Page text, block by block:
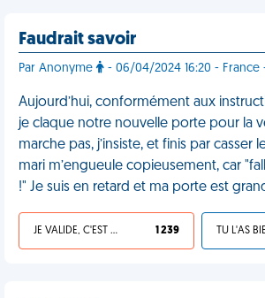
Faudrait savoir
Par Anonyme - 06/04/2024 16:20 - France
Aujourd’hui, conformément aux
je claque notre nouvelle porte pour la
marche pas, j’insiste, et finis par casser
mari m’engueule copieusement, car
!" Je suis en retard et ma porte est
JE VALIDE, C'EST UNE VDM 1 239